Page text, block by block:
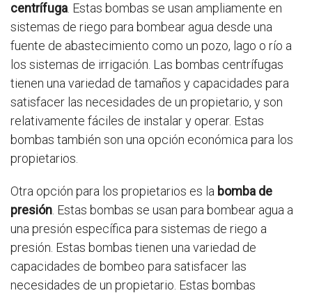
centrífuga . Estas bombas se usan ampliamente en
sistemas de riego para bombear agua desde una
fuente de abastecimiento como un pozo, lago o río a
los sistemas de irrigación. Las bombas centrífugas
tienen una variedad de tamaños y capacidades para
satisfacer las necesidades de un propietario, y son
relativamente fáciles de instalar y operar. Estas
bombas también son una opción económica para los
propietarios.
Otra opción para los propietarios es la bomba de
presión . Estas bombas se usan para bombear agua a
una presión específica para sistemas de riego a
presión. Estas bombas tienen una variedad de
capacidades de bombeo para satisfacer las
necesidades de un propietario. Estas bombas